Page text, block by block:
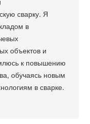
сварку. Я
в
объектов и
к повышению
обучаясь новым
в сварке.